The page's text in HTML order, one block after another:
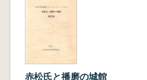
赤松氏と播磨の城館